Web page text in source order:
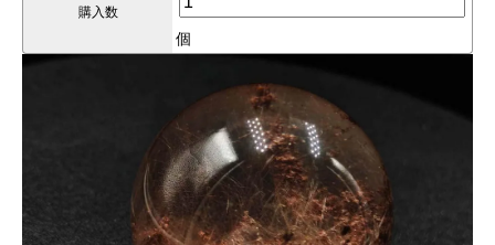
鉱物種の特定は行っておりません。
としてご紹介しております。
約48.2mm、重量約156.7g。
存在感のある大玉サイズで、観賞用・コレクション用はもちろ
空間の主役となるディスプレイストーンとしてもおすすめで
購入数
個